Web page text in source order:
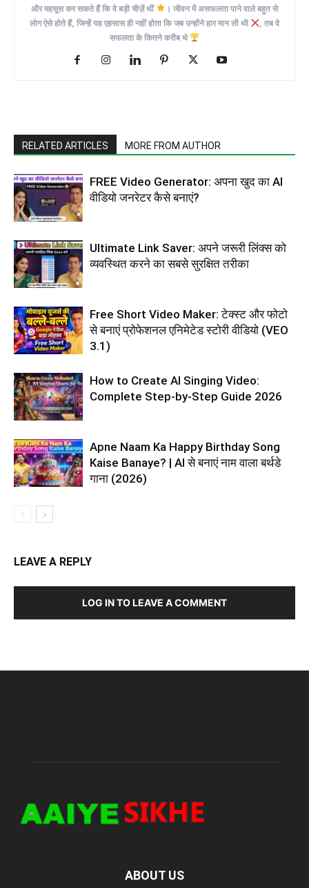
और महसूस कर सकते हैं कि वे बड़ी चीज़ें थीं
। जीवन में असफलता पाने वाले बहुत से
लोग ऐसे होते हैं, जिन्हें यह एहसास ही नहीं होता कि जब उन्होंने हार मान ली थी
, तब वे
सफलता के कितने करीब थे
RELATED ARTICLES MORE FROM AUTHOR
FREE Video Generator: अपना खुद का AI
वीडियो जनरेटर कैसे बनाएं?
Ultimate Link Saver: अपने जरूरी लिंक्स को
व्यवस्थित करने का सबसे सुरक्षित तरीका
Free Short Video Maker: टेक्स्ट और फोटो
से बनाएं प्रोफेशनल एनिमेटेड स्टोरी वीडियो (VEO
3.1)
How to Create AI Singing Video:
Complete Step-by-Step Guide 2026
Apne Naam Ka Happy Birthday Song
Kaise Banaye? | AI से बनाएं नाम वाला बर्थडे
गाना (2026)
LEAVE A REPLY
LOG IN TO LEAVE A COMMENT
ABOUT US